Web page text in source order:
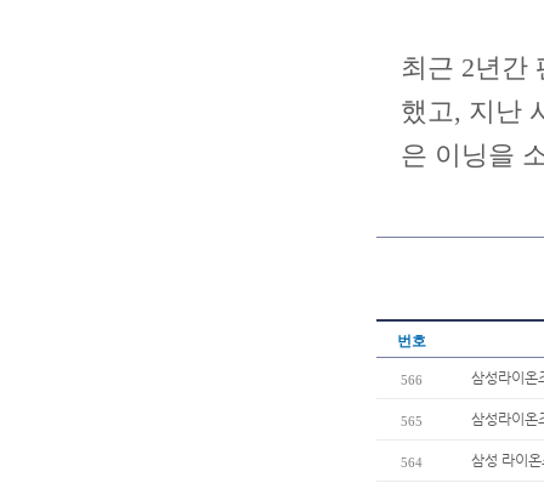
최근 2년간
했고, 지난
은 이닝을
번호
566 삼성라이온
565 삼성라이온
564 삼성 라이